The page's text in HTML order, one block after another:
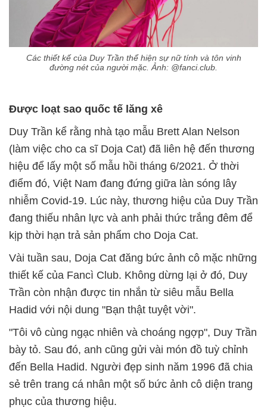
Các thiết kế của Duy Trần thể hiện sự nữ tính và tôn vinh
đường nét của người mặc. Ảnh: @fanci.club.
Được loạt sao quốc tế lăng xê
Duy Trần kể rằng nhà tạo mẫu Brett Alan Nelson
(làm việc cho ca sĩ Doja Cat) đã liên hệ đến thương
hiệu để lấy một số mẫu hồi tháng 6/2021. Ở thời
điểm đó, Việt Nam đang đứng giữa làn sóng lây
nhiễm Covid-19. Lúc này, thương hiệu của Duy Trần
đang thiếu nhân lực và anh phải thức trắng đêm để
kịp thời hạn trả sản phẩm cho Doja Cat.
Vài tuần sau, Doja Cat đăng bức ảnh cô mặc những
thiết kế của Fancì Club. Không dừng lại ở đó, Duy
Trần còn nhận được tin nhắn từ siêu mẫu Bella
Hadid với nội dung "Bạn thật tuyệt vời".
"Tôi vô cùng ngạc nhiên và choáng ngợp", Duy Trần
bày tỏ. Sau đó, anh cũng gửi vài món đồ tuỳ chỉnh
đến Bella Hadid. Người đẹp sinh năm 1996 đã chia
sẻ trên trang cá nhân một số bức ảnh cô diện trang
phục của thương hiệu.